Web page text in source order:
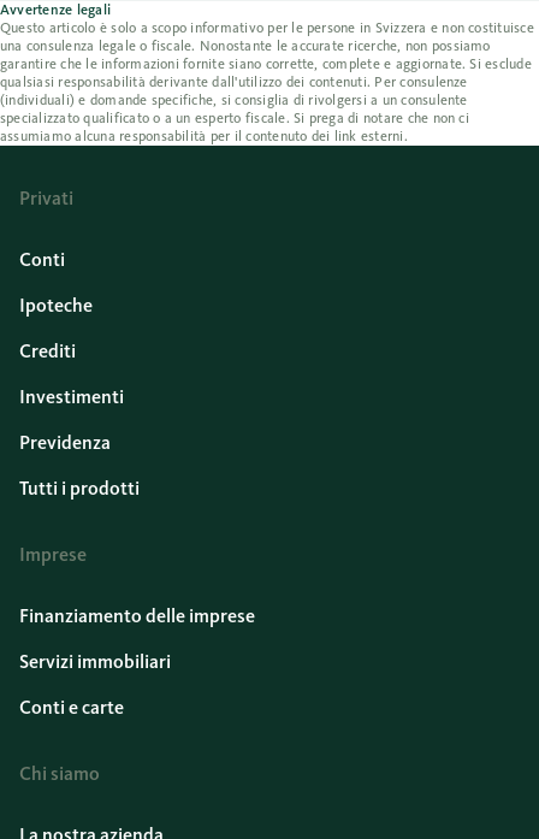
Avvertenze legali
Questo articolo è solo a scopo informativo per le persone in Svizzera e non costituisce
una consulenza legale o fiscale. Nonostante le accurate ricerche, non possiamo
garantire che le informazioni fornite siano corrette, complete e aggiornate. Si esclude
qualsiasi responsabilità derivante dall'utilizzo dei contenuti. Per consulenze
(individuali) e domande specifiche, si consiglia di rivolgersi a un consulente
specializzato qualificato o a un esperto fiscale. Si prega di notare che non ci
assumiamo alcuna responsabilità per il contenuto dei link esterni.
Privati
Conti
Ipoteche
Crediti
Investimenti
Previdenza
Tutti i prodotti
Imprese
Finanziamento delle imprese
Servizi immobiliari
Conti e carte
Chi siamo